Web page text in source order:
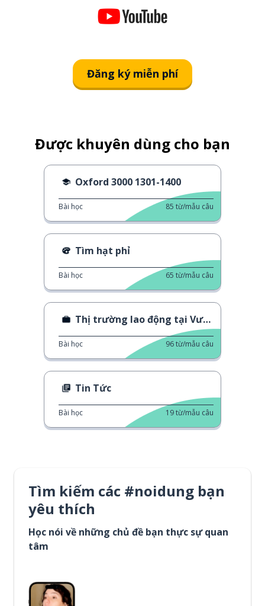
Đăng ký miễn phí
Được khuyên dùng cho bạn
Oxford 3000 1301-1400
Bài học 85 từ/mẫu câu
Tìm hạt phỉ
Bài học 65 từ/mẫu câu
Thị trường lao động tại Vương Quốc Anh
Bài học 96từ/mẫu câu
Tin Tức
Bài học 19từ/mẫu câu
Tìm kiếm các #noidung bạn
yêu thích
Học nói về những chủ đề bạn thực sự quan
tâm